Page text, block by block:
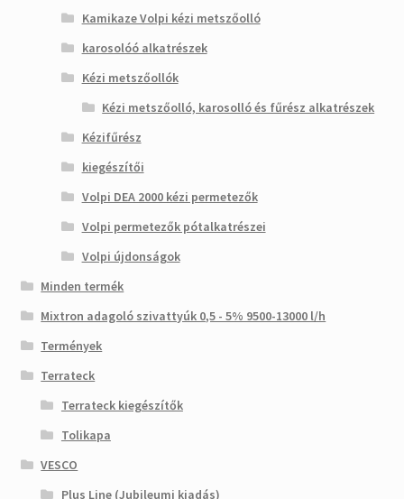
Kamikaze Volpi kézi metszőolló
karosolóó alkatrészek
Kézi metszőollók
Kézi metszőolló, karosolló és fűrész alkatrészek
Kézifűrész
kiegészítői
Volpi DEA 2000 kézi permetezők
Volpi permetezők pótalkatrészei
Volpi újdonságok
Minden termék
Mixtron adagoló szivattyúk 0,5 - 5% 9500-13000 l/h
Termények
Terrateck
Terrateck kiegészítők
Tolikapa
VESCO
Plus Line (Jubileumi kiadás)